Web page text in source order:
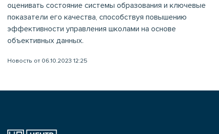
оценивать состояние системы образования и ключевые
показатели его качества, способствуя повышению
эффективности управления школами на основе
объективных данных.
Новость от 06.10.2023 12:25